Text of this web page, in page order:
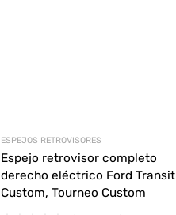
ESPEJOS RETROVISORES
Espejo retrovisor completo
derecho eléctrico Ford Transit
Custom, Tourneo Custom